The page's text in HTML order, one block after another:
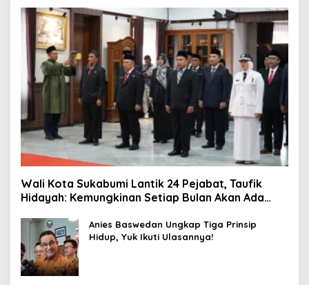
Wali Kota Sukabumi Lantik 24 Pejabat, Taufik
Hidayah: Kemungkinan Setiap Bulan Akan Ada
Anies Baswedan Ungkap Tiga Prinsip
Hidup, Yuk Ikuti Ulasannya!